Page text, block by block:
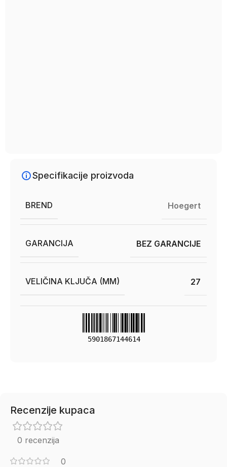
Specifikacije proizvoda
BREND Hoegert
GARANCIJA BEZ GARANCIJE
VELIČINA KLJUČA (MM) 27
5901867144614
Recenzije kupaca
0 recenzija
0